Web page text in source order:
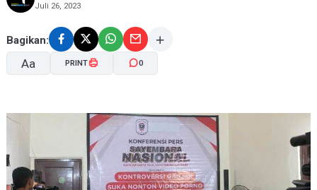
Juli 26, 2023
Bagikan:
Aa
A- A+
PRINT 0